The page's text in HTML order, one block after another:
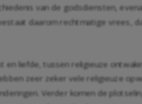
van de godsdiensten,
daarom rechtmatige vrees,
liefde, tussen religieuze
zeer zeker vele religieuze
Verder komen de